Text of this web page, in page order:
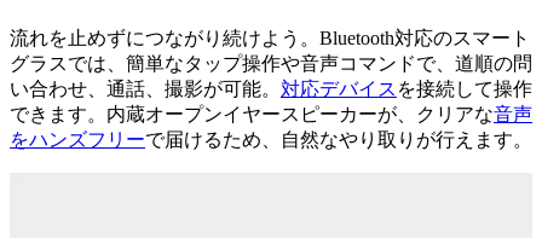
流れを止めずにつながり続けよう。Bluetooth対応のスマート
グラスでは、簡単なタップ操作や音声コマンドで、道順の問
い合わせ、通話、撮影が可能。 対応デバイス を接続して操作
できます。内蔵オープンイヤースピーカーが、クリアな音声
をハンズフリーで届けるため、自然なやり取りが行えます。